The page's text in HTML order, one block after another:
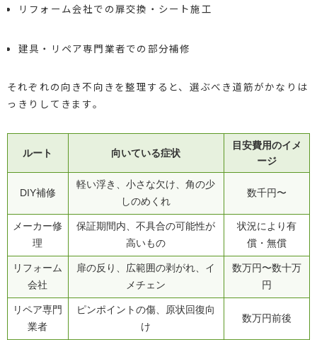
リフォーム会社での扉交換・シート施工
建具・リペア専門業者での部分補修
それぞれの向き不向きを整理すると、選ぶべき道筋がかなりは
っきりしてきます。
ルート 向いている症状
目安費用のイメ
ージ
DIY補修
軽い浮き、小さな欠け、角の少
しのめくれ
数千円〜
メーカー修
理
保証期間内、不具合の可能性が
高いもの
状況により有
償・無償
リフォーム
会社
扉の反り、広範囲の剥がれ、イ
メチェン
数万円〜数十万
円
リペア専門
業者
ピンポイントの傷、原状回復向
け
数万円前後